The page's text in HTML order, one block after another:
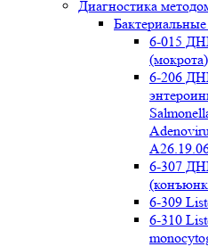
Диагностика
6-015
(мокрота)
6-206
6-307
6-309
6-310